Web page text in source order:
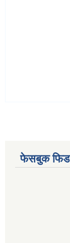
फेसबुक फिड